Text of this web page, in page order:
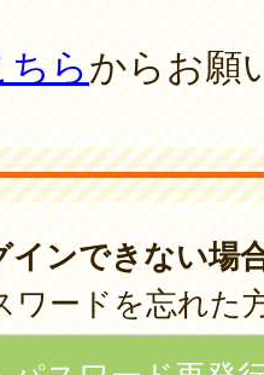
ちらからお願
インできない場
ワードを忘れた